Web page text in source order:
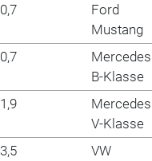
0,7
Ford
Mustang
0,7
Mercedes
B-Klasse
1,9
Mercedes
V-Klasse
3,5
VW